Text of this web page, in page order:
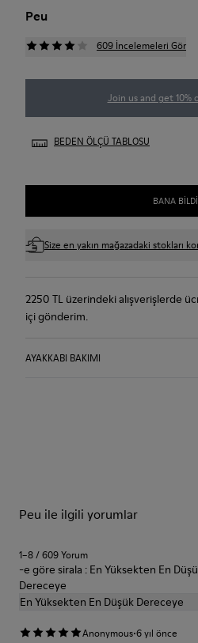
Peu
609 İncelemeleri Gör
Join us and get 10%
BEDEN ÖLÇÜ TABLOSU
BANA
Size en yakın mağazadaki stokları
2250 TL üzerindeki alışverişlerde
içi gönderim.
AYAKKABI BAKIMI
Peu ile ilgili yorumlar
1–8 / 609 Yorum
-e göre sirala : En Yüksekten En
Dereceye
En Yüksekten En Düşük Dereceye
Anonymous·6 yıl önce